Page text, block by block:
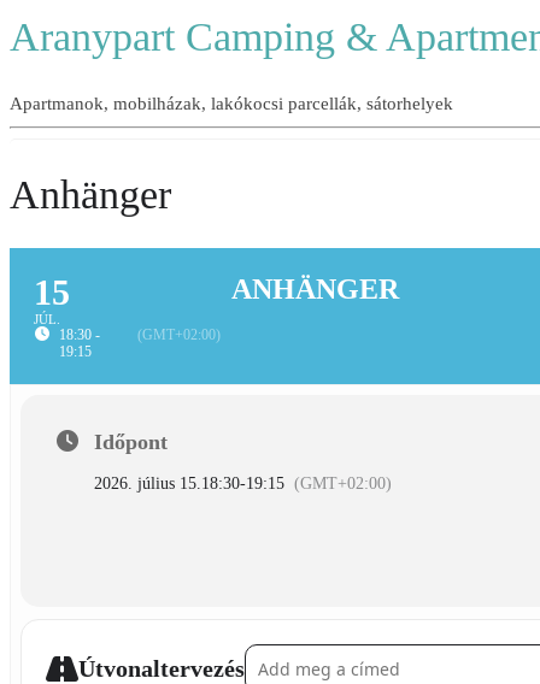
Aranypart Camping &
Apartmanok, mobilházak, lakókocsi parcellák, sátorhelyek
Anhänger
15
JÚL.
18:30 -
19:15
(GMT+02:00)
ANHÄNGER
Időpont
2026. július 15. 18:30-19:15 (GMT+02:00)
ÚtvonaltervezésAddress - Anhänger []